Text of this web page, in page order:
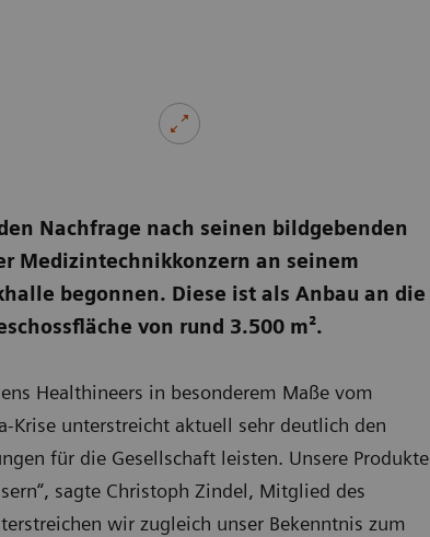
Nachfrage nach seinen bildgebenden
Medizintechnikkonzern an seinem
begonnen. Diese ist als Anbau an die
von rund 3.500 m².
Healthineers in besonderem Maße vom
Krise unterstreicht aktuell sehr deutlich den
für die Gesellschaft leisten. Unsere Produkte
sagte Christoph Zindel, Mitglied des
wir zugleich unser Bekenntnis zum